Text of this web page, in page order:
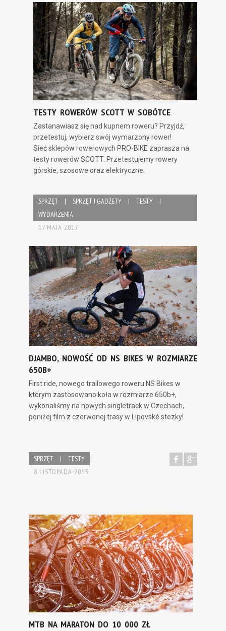
TESTY ROWERÓW SCOTT W SOBÓTCE
Zastanawiasz się nad kupnem roweru? Przyjdź,
przetestuj, wybierz swój wymarzony rower!
Sieć sklepów rowerowych PRO-BIKE zaprasza na
testy rowerów SCOTT. Przetestujemy rowery
górskie, szosowe oraz elektryczne.
SPRZĘT | SPRZĘT I GADŻETY | TESTY
|
WYDARZENIA
17 MAJA 2017
DJAMBO, NOWOŚĆ OD NS BIKES W ROZMIARZE
650B+
First ride, nowego trailowego roweru NS Bikes w
którym zastosowano koła w rozmiarze 650b+,
wykonaliśmy na nowych singletrack w Czechach,
poniżej film z czerwonej trasy w Lipovské stezky!
SPRZĘT |
TESTY
8 LISTOPADA 2015
MTB NA MARATON DO 10 000 ZŁ